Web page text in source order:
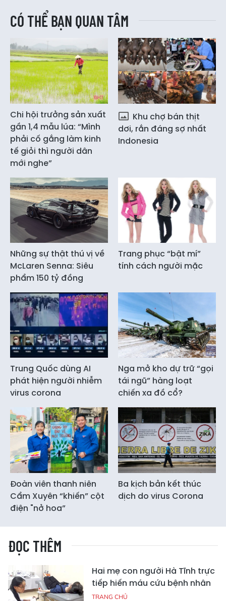
CÓ THỂ BẠN QUAN TÂM
Chi hội trưởng sản xuất
gần 1,4 mẫu lúa: “Mình
phải cố gắng làm kinh
tế giỏi thì người dân
mới nghe”
Khu chợ bán thịt
dơi, rắn đáng sợ nhất
Indonesia
Những sự thật thú vị về
McLaren Senna: Siêu
phẩm 150 tỷ đồng
Trang phục “bật mí”
tính cách người mặc
Trung Quốc dùng AI
phát hiện người nhiễm
virus corona
Nga mở kho dự trữ “gọi
tái ngũ” hàng loạt
chiến xa đồ cổ?
Đoàn viên thanh niên
Cẩm Xuyên “khiến” cột
điện "nở hoa”
Ba kịch bản kết thúc
dịch do virus Corona
ĐỌC THÊM
Hai mẹ con người Hà Tĩnh trực
tiếp hiến máu cứu bệnh nhân
TRANG CHỦ